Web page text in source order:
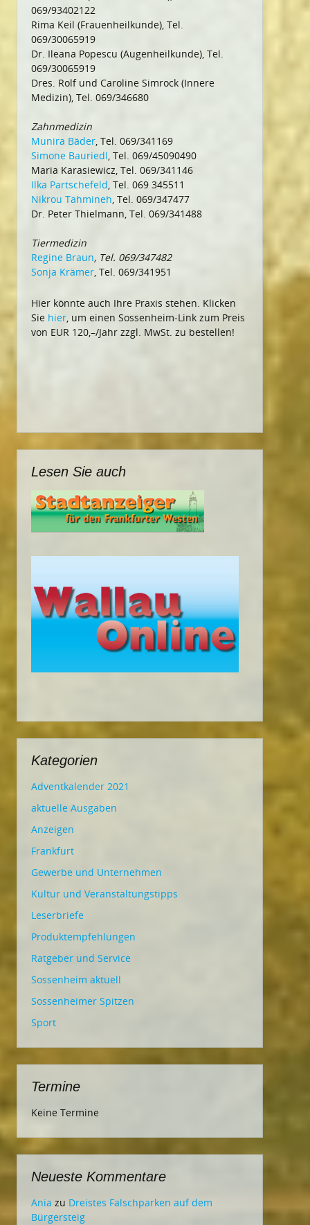
069/93402122
Rima Keil (Frauenheilkunde), Tel.
069/30065919
Dr. Ileana Popescu (Augenheilkunde), Tel.
069/30065919
Dres. Rolf und Caroline Simrock (Innere
Medizin), Tel. 069/346680
Zahnmedizin
Munira Bäder , Tel. 069/341169
Simone Bauriedl , Tel. 069/45090490
Maria Karasiewicz, Tel. 069/341146
Ilka Partschefeld , Tel. 069 345511
Nikrou Tahmineh , Tel. 069/347477
Dr. Peter Thielmann, Tel. 069/341488
Tiermedizin
Regine Braun, Tel. 069/347482
Sonja Krämer , Tel. 069/341951
Hier könnte auch Ihre Praxis stehen. Klicken
Sie hier , um einen Sossenheim-Link zum Preis
von EUR 120,–/Jahr zzgl. MwSt. zu bestellen!
Lesen Sie auch
Kategorien
Adventkalender 2021
aktuelle Ausgaben
Anzeigen
Frankfurt
Gewerbe und Unternehmen
Kultur und Veranstaltungstipps
Leserbriefe
Produktempfehlungen
Ratgeber und Service
Sossenheim aktuell
Sossenheimer Spitzen
Sport
Termine
Keine Termine
Neueste Kommentare
Ania zu Dreistes Falschparken auf dem
Bürgersteig